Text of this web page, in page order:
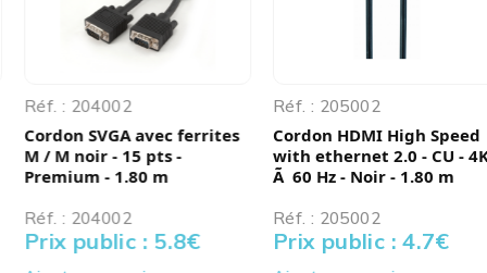
Réf. : 204002
Cordon SVGA avec ferrites
M / M noir - 15 pts -
Premium - 1.80 m
Réf. : 204002
Prix public : 5.8€
Réf. : 205002
Cordon HDMI High Speed
with ethernet 2.0 - CU - 4K
Ã 60 Hz - Noir - 1.80 m
Réf. : 205002
Prix public : 4.7€